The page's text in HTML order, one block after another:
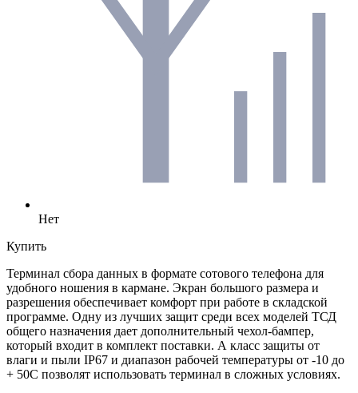
Нет
Купить
Терминал сбора данных в формате сотового телефона для
удобного ношения в кармане. Экран большого размера и
разрешения обеспечивает комфорт при работе в складской
программе. Одну из лучших защит среди всех моделей ТСД
общего назначения дает дополнительный чехол-бампер,
который входит в комплект поставки. А класс защиты от
влаги и пыли IP67 и диапазон рабочей температуры от -10 до
+ 50С позволят использовать терминал в сложных условиях.